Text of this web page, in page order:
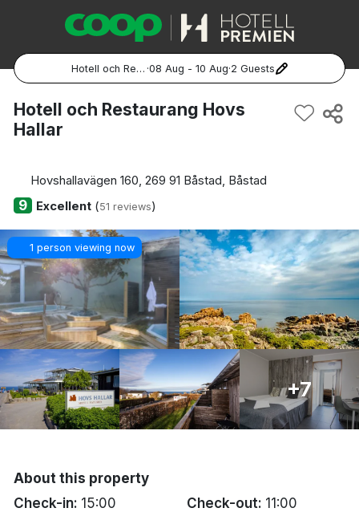
Hotell och Restaurang Hovs Hallar ·08 Aug - 10 Aug·2 Guests
Popular Destinations:
Hela Sverige
Stockholm
Göteborg
Malmö
Hela Norge
Oslo
Bergen
Hela Danmark
Hotell och Restaurang Hovs
Hallar
Hovshallavägen 160, 269 91 Båstad, Båstad
9 Excellent(51 reviews)
1 person viewing now
+7
About this property
Check-in: 15:00 Check-out: 11:00